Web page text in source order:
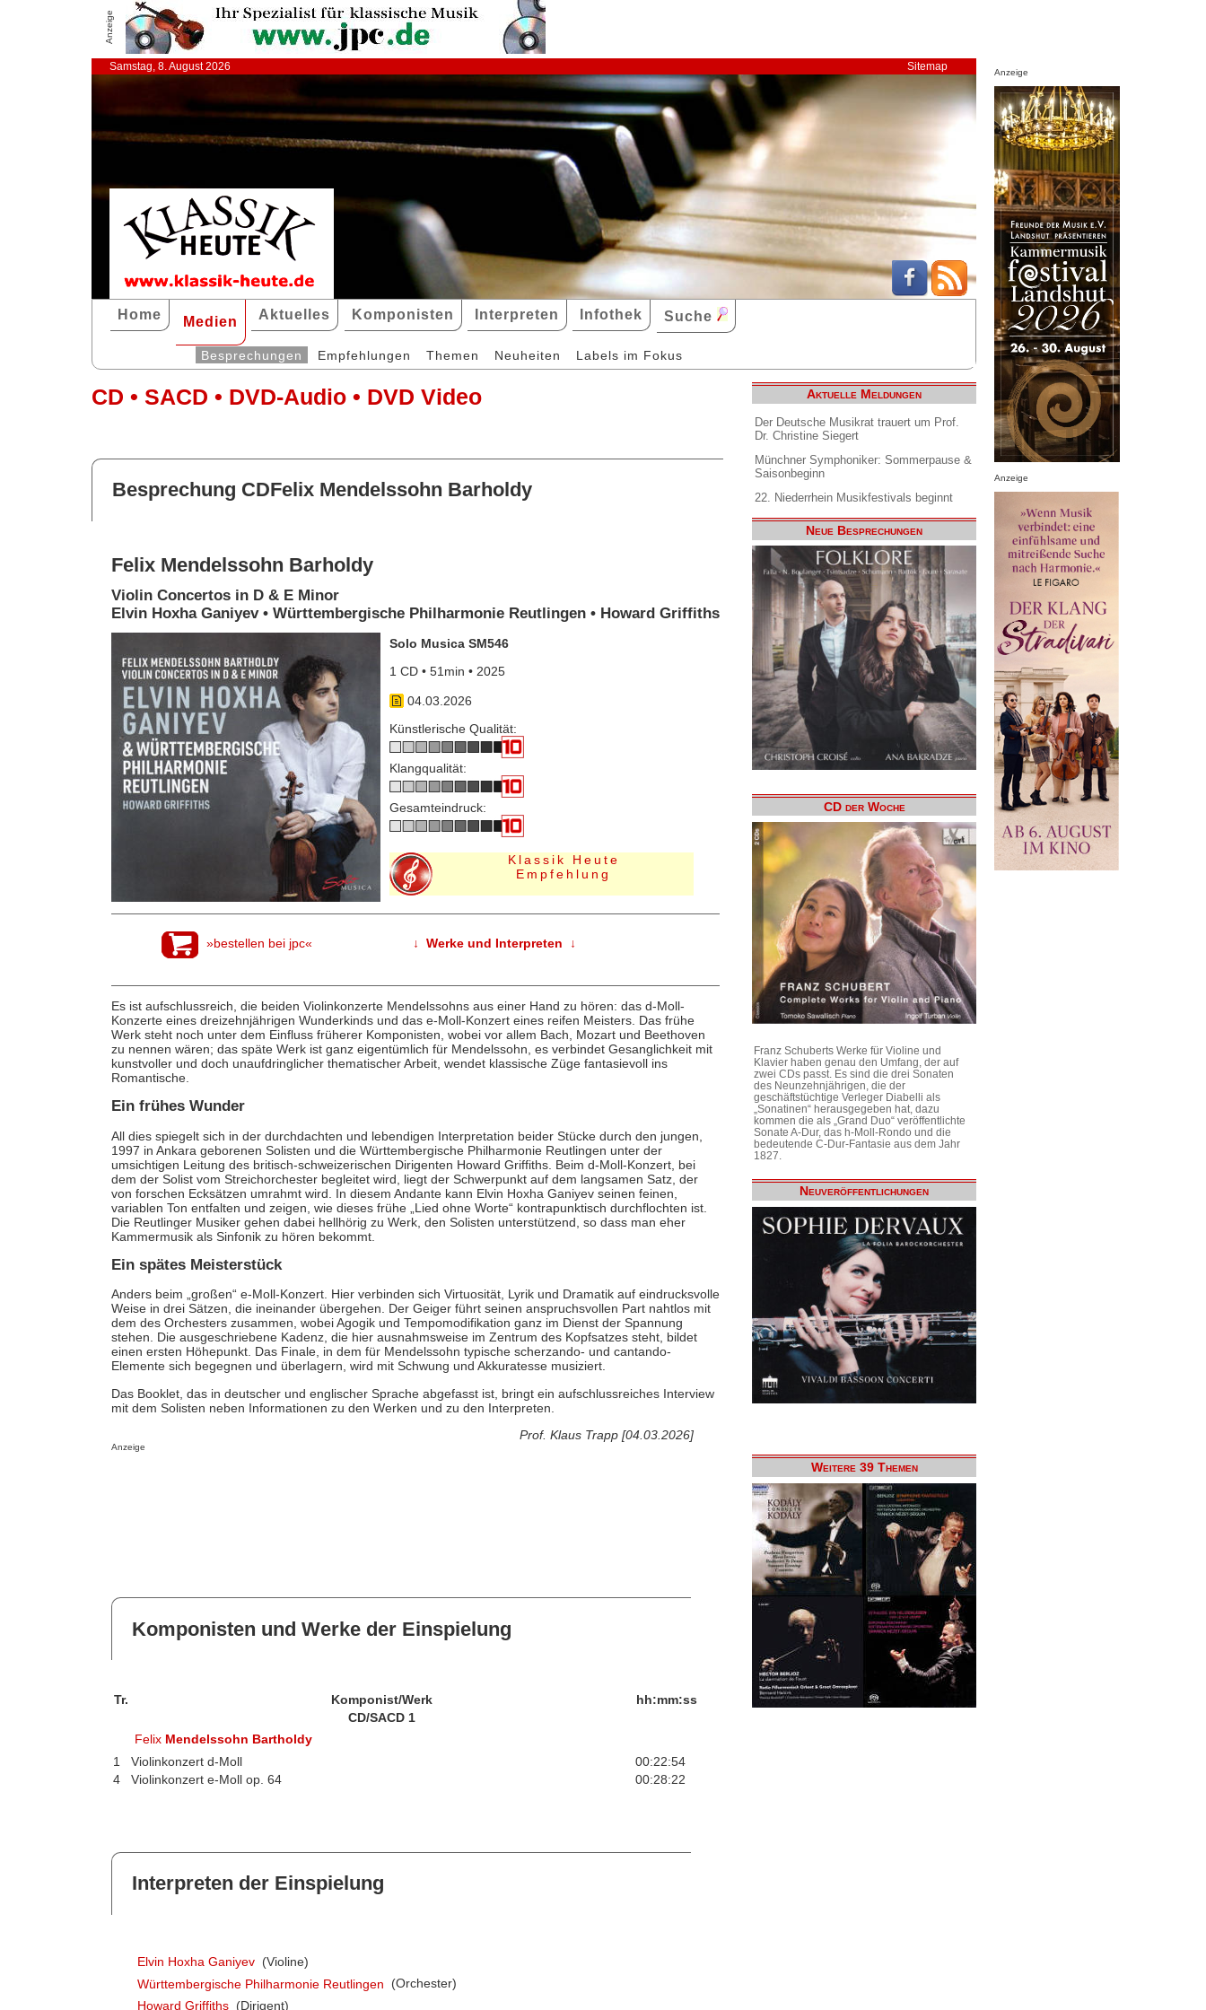
Anzeige
Samstag, 8. August 2026 Sitemap
Home Medien Aktuelles Komponisten Interpreten Infothek Suche
Besprechungen Empfehlungen Themen Neuheiten Labels im Fokus
CD • SACD • DVD-Audio • DVD Video
Besprechung CDFelix Mendelssohn Barholdy
Felix Mendelssohn Barholdy
Violin Concertos in D & E Minor
Elvin Hoxha Ganiyev • Württembergische Philharmonie Reutlingen • Howard Griffiths
Solo Musica SM546
1 CD • 51min • 2025
04.03.2026
Künstlerische Qualität:
Klangqualität:
Gesamteindruck:
Klassik Heute
Empfehlung
»bestellen bei jpc« ↓ Werke und Interpreten ↓
Es ist aufschlussreich, die beiden Violinkonzerte Mendelssohns aus einer Hand zu hören: das d-Moll-
Konzerte eines dreizehnjährigen Wunderkinds und das e-Moll-Konzert eines reifen Meisters. Das frühe
Werk steht noch unter dem Einfluss früherer Komponisten, wobei vor allem Bach, Mozart und Beethoven
zu nennen wären; das späte Werk ist ganz eigentümlich für Mendelssohn, es verbindet Gesanglichkeit mit
kunstvoller und doch unaufdringlicher thematischer Arbeit, wendet klassische Züge fantasievoll ins
Romantische.
Ein frühes Wunder
All dies spiegelt sich in der durchdachten und lebendigen Interpretation beider Stücke durch den jungen,
1997 in Ankara geborenen Solisten und die Württembergische Philharmonie Reutlingen unter der
umsichtigen Leitung des britisch-schweizerischen Dirigenten Howard Griffiths. Beim d-Moll-Konzert, bei
dem der Solist vom Streichorchester begleitet wird, liegt der Schwerpunkt auf dem langsamen Satz, der
von forschen Ecksätzen umrahmt wird. In diesem Andante kann Elvin Hoxha Ganiyev seinen feinen,
variablen Ton entfalten und zeigen, wie dieses frühe „Lied ohne Worte“ kontrapunktisch durchflochten ist.
Die Reutlinger Musiker gehen dabei hellhörig zu Werk, den Solisten unterstützend, so dass man eher
Kammermusik als Sinfonik zu hören bekommt.
Ein spätes Meisterstück
Anders beim „großen“ e-Moll-Konzert. Hier verbinden sich Virtuosität, Lyrik und Dramatik auf eindrucksvolle
Weise in drei Sätzen, die ineinander übergehen. Der Geiger führt seinen anspruchsvollen Part nahtlos mit
dem des Orchesters zusammen, wobei Agogik und Tempomodifikation ganz im Dienst der Spannung
stehen. Die ausgeschriebene Kadenz, die hier ausnahmsweise im Zentrum des Kopfsatzes steht, bildet
einen ersten Höhepunkt. Das Finale, in dem für Mendelssohn typische scherzando- und cantando-
Elemente sich begegnen und überlagern, wird mit Schwung und Akkuratesse musiziert.
Das Booklet, das in deutscher und englischer Sprache abgefasst ist, bringt ein aufschlussreiches Interview
mit dem Solisten neben Informationen zu den Werken und zu den Interpreten.
Prof. Klaus Trapp [04.03.2026]
Anzeige
Komponisten und Werke der Einspielung
Tr. Komponist/Werk
hh:mm:ss
CD/SACD 1
Felix Mendelssohn Bartholdy
1
Violinkonzert d-Moll
00:22:54
4
Violinkonzert e-Moll op. 64 00:28:22
Interpreten der Einspielung
Elvin Hoxha Ganiyev (Violine)
Württembergische Philharmonie Reutlingen
(Orchester)
Howard Griffiths (Dirigent)
Aktuelle Meldungen
Der Deutsche Musikrat trauert um Prof.
Dr. Christine Siegert
Münchner Symphoniker: Sommerpause &
Saisonbeginn
22. Niederrhein Musikfestivals beginnt
Neue Besprechungen
CD der Woche
Franz Schuberts Werke für Violine und
Klavier haben genau den Umfang, der auf
zwei CDs passt. Es sind die drei Sonaten
des Neunzehnjährigen, die der
geschäftstüchtige Verleger Diabelli als
„Sonatinen“ herausgegeben hat, dazu
kommen die als „Grand Duo“ veröffentlichte
Sonate A-Dur, das h-Moll-Rondo und die
bedeutende C-Dur-Fantasie aus dem Jahr
1827.
Neuveröffentlichungen
Weitere 39 Themen
Anzeige
Anzeige